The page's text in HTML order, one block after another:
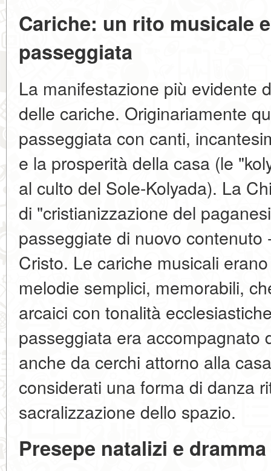
Cariche: un rito musicale
passeggiata
La manifestazione più evidente
delle cariche. Originariamente
passeggiata con canti,
e la prosperità della casa (le
al culto del Sole-Kolyada). La
di "cristianizzazione del
passeggiate di nuovo
Cristo. Le cariche musicali
melodie semplici, memorabili,
arcaici con tonalità
passeggiata era accompagnato
anche da cerchi attorno alla
considerati una forma di danza
sacralizzazione dello spazio.
Presepe natalizi e